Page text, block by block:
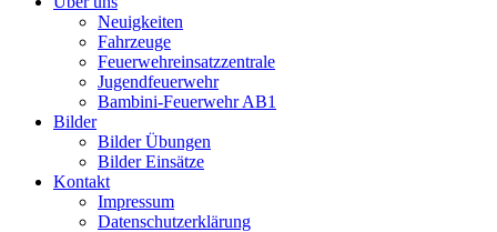
Neuigkeiten
Fahrzeuge
Feuerwehreinsatzzentrale
Jugendfeuerwehr
Bambini-Feuerwehr AB1
Bilder
Bilder Übungen
Bilder Einsätze
Kontakt
Impressum
Datenschutzerklärung